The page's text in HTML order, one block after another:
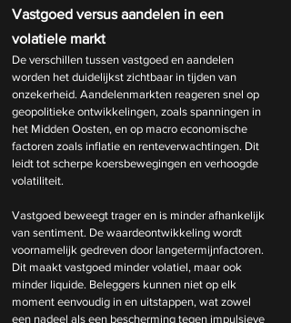
Vastgoed versus aandelen in een
volatiele markt
De verschillen tussen vastgoed en aandelen
worden het duidelijkst zichtbaar in tijden van
onzekerheid. Aandelenmarkten reageren snel op
geopolitieke ontwikkelingen, zoals spanningen in
het Midden Oosten, en op macro economische
factoren zoals inflatie en renteverwachtingen. Dit
leidt tot scherpe koersbewegingen en verhoogde
volatiliteit.
Vastgoed beweegt trager en is minder afhankelijk
van sentiment. De waardeontwikkeling wordt
voornamelijk gedreven door langetermijnfactoren.
Dit maakt vastgoed minder volatiel, maar ook
minder liquide. Beleggers kunnen niet op elk
moment eenvoudig in en uitstappen, wat zowel
een nadeel als een bescherming tegen impulsieve